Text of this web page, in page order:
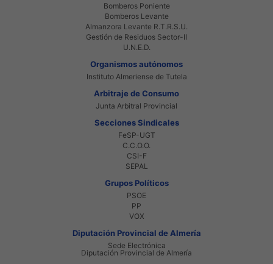
Bomberos Poniente
Bomberos Levante
Almanzora Levante R.T.R.S.U.
Gestión de Residuos Sector-II
U.N.E.D.
Organismos autónomos
Instituto Almeriense de Tutela
Arbitraje de Consumo
Junta Arbitral Provincial
Secciones Sindicales
FeSP-UGT
C.C.O.O.
CSI-F
SEPAL
Grupos Políticos
PSOE
PP
VOX
Diputación Provincial de Almería
Sede Electrónica
Diputación Provincial de Almería